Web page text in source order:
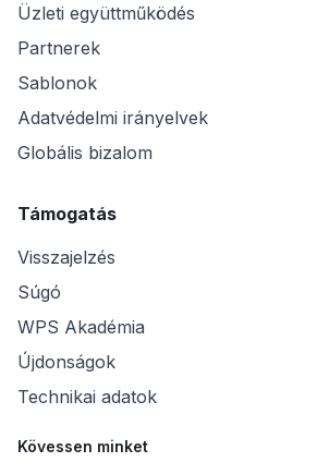
Üzleti együttműködés
Partnerek
Sablonok
Adatvédelmi irányelvek
Globális bizalom
Támogatás
Visszajelzés
Súgó
WPS Akadémia
Újdonságok
Technikai adatok
Kövessen minket